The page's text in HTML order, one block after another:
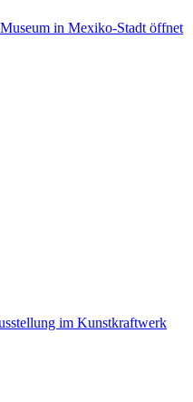
in Mexiko‑Stadt öffnet
im Kunstkraftwerk